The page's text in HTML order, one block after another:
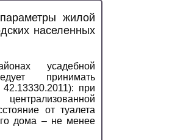
жилой
населенных
усадебной
принимать
при
от туалета
дома – не менее